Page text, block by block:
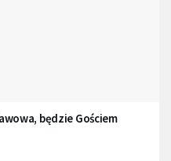
będzie Gościem